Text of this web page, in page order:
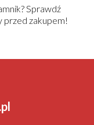
Sprawdź
przed zakupem!